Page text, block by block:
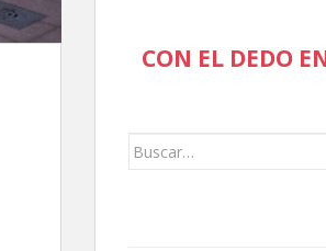
CON EL DEDO
Buscar: